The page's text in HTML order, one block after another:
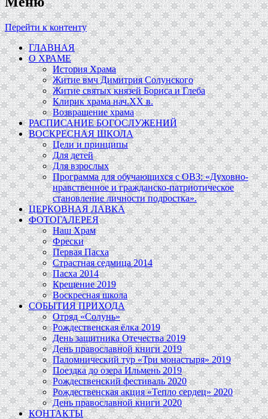
Перейти к контенту
ГЛАВНАЯ
О ХРАМЕ
История Храма
Житие вмч Димитрия Солунского
Житие святых князей Бориса и Глеба
Клирик храма нач.ХХ в.
Возвращение храма
РАСПИСАНИЕ БОГОСЛУЖЕНИЙ
ВОСКРЕСНАЯ ШКОЛА
Цели и принципы
Для детей
Для взрослых
Программа для обучающихся c ОВЗ: «Духовно-
нравственное и гражданско-патриотическое
становление личности подростка».
ЦЕРКОВНАЯ ЛАВКА
ФОТОГАЛЕРЕЯ
Наш Храм
Фрески
Первая Пасха
Страстная седмица 2014
Пасха 2014
Крещение 2019
Воскресная школа
СОБЫТИЯ ПРИХОДА
Отряд «Солунь»
Рождественская ёлка 2019
День защитника Отечества 2019
День православной книги 2019
Паломнический тур «Три монастыря» 2019
Поездка до озера Ильмень 2019
Рождественский фестиваль 2020
Рождественская акция «Тепло сердец» 2020
День православной книги 2020
КОНТАКТЫ